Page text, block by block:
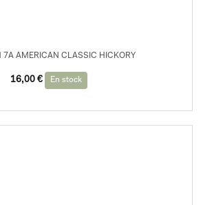
7A AMERICAN CLASSIC HICKORY
16,00 € En stock